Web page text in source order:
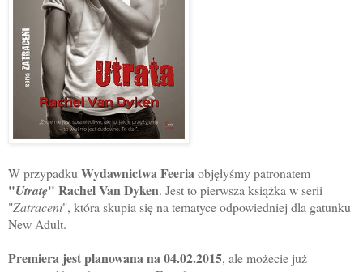
W przypadku Wydawnictwa Feeriaobjęłyśmy patronatem
"Utratę" Rachel Van Dyken. Jest to pierwsza książka w serii
"Zatraceni", która skupia się na tematyce odpowiedniej dla gatunku
New Adult.
Premiera jest planowana na 04.02.2015, ale możecie już